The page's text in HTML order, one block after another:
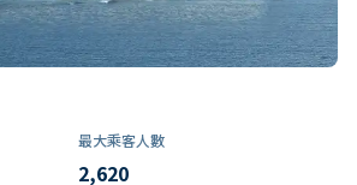
最大乘客人數
2,620